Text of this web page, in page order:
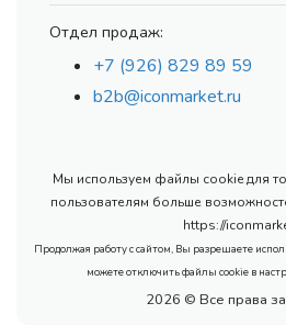
Отдел продаж:
+7 (926) 829 89 59
b2b@iconmarket.ru
Мы используем файлы cookie для
пользователям больше
https://
Продолжая работу с сайтом, Вы разрешаете
можете отключить файлы cookie в
2026 © Все права